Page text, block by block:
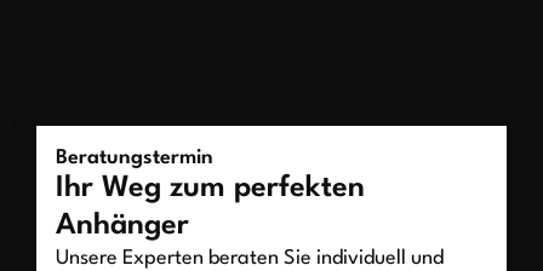
Beratungstermin
Ihr Weg zum perfekten
Anhänger
Unsere Experten beraten Sie individuell und